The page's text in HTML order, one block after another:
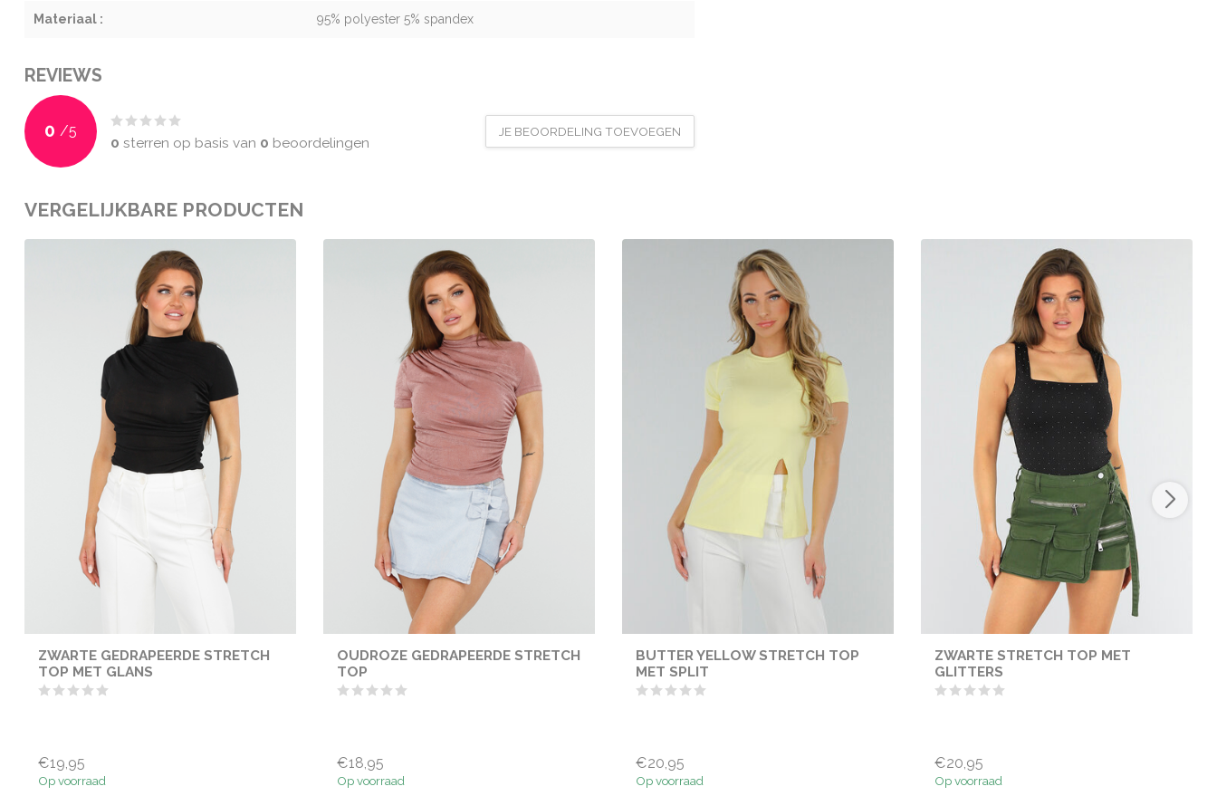
Materiaal : 95% polyester 5% spandex
REVIEWS
0 /5
0 sterren op basis van 0 beoordelingen
JE BEOORDELING TOEVOEGEN
VERGELIJKBARE PRODUCTEN
ZWARTE GEDRAPEERDE STRETCH
TOP MET GLANS
€19,95
Op voorraad
OUDROZE GEDRAPEERDE STRETCH
TOP
€18,95
Op voorraad
BUTTER YELLOW STRETCH TOP
MET SPLIT
€20,95
Op voorraad
ZWARTE STRETCH TOP MET
GLITTERS
€20,95
Op voorraad